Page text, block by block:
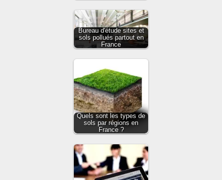
Bureau d'étude sites et
sols pollués partout en
France
Quels sont les types de
sols par régions en
France ?